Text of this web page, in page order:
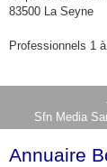
83500 La Seyne
Professionnels 1
Sfn Media
Annuaire